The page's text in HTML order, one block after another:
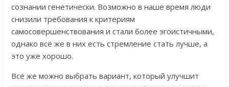
сознании генетически. Возможно в наше время люди
снизили требования к критериям
самосовершенствования и стали более эгоистичными,
однако всё же в них есть стремление стать лучше, а
это уже хорошо.
Всё же можно выбрать вариант, который улучшит